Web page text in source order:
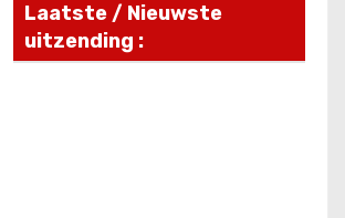
Laatste / Nieuwste
uitzending :